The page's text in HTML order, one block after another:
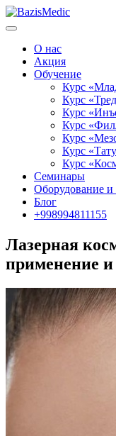
О нас
Акция
Обучение
Курс
Курс
Курс
Курс
Курс
Курс
Курс
Семинары
Оборудование и
Блог
+998994811155
Лазерная
применение и